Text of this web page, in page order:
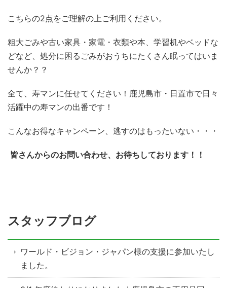
こちらの2点をご理解の上ご利用ください。
粗大ごみや古い家具・家電・衣類や本、学習机やベッドな
どなど、処分に困るごみがおうちにたくさん眠ってはいま
せんか？？
全て、寿マンに任せてください！鹿児島市・日置市で日々
活躍中の寿マンの出番です！
こんなお得なキャンペーン、逃すのはもったいない・・・
皆さんからのお問い合わせ、お待ちしております！！
スタッフブログ
ワールド・ビジョン・ジャパン様の支援に参加いたし
ました。